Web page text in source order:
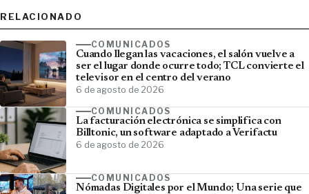
RELACIONADO
COMUNICADOS
Cuando llegan las vacaciones, el salón vuelve a
ser el lugar donde ocurre todo; TCL convierte el
televisor en el centro del verano
6 de agosto de 2026
COMUNICADOS
La facturación electrónica se simplifica con
Billtonic, un software adaptado a Verifactu
6 de agosto de 2026
COMUNICADOS
Nómadas Digitales por el Mundo; Una serie que